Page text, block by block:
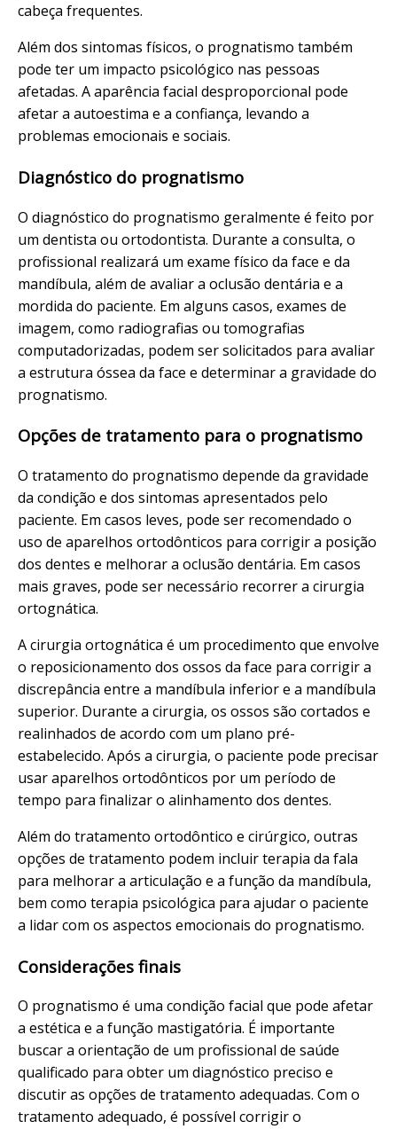
cabeça frequentes.
Além dos sintomas físicos, o prognatismo também
pode ter um impacto psicológico nas pessoas
afetadas. A aparência facial desproporcional pode
afetar a autoestima e a confiança, levando a
problemas emocionais e sociais.
Diagnóstico do prognatismo
O diagnóstico do prognatismo geralmente é feito por
um dentista ou ortodontista. Durante a consulta, o
profissional realizará um exame físico da face e da
mandíbula, além de avaliar a oclusão dentária e a
mordida do paciente. Em alguns casos, exames de
imagem, como radiografias ou tomografias
computadorizadas, podem ser solicitados para avaliar
a estrutura óssea da face e determinar a gravidade do
prognatismo.
Opções de tratamento para o prognatismo
O tratamento do prognatismo depende da gravidade
da condição e dos sintomas apresentados pelo
paciente. Em casos leves, pode ser recomendado o
uso de aparelhos ortodônticos para corrigir a posição
dos dentes e melhorar a oclusão dentária. Em casos
mais graves, pode ser necessário recorrer a cirurgia
ortognática.
A cirurgia ortognática é um procedimento que envolve
o reposicionamento dos ossos da face para corrigir a
discrepância entre a mandíbula inferior e a mandíbula
superior. Durante a cirurgia, os ossos são cortados e
realinhados de acordo com um plano pré-
estabelecido. Após a cirurgia, o paciente pode precisar
usar aparelhos ortodônticos por um período de
tempo para finalizar o alinhamento dos dentes.
Além do tratamento ortodôntico e cirúrgico, outras
opções de tratamento podem incluir terapia da fala
para melhorar a articulação e a função da mandíbula,
bem como terapia psicológica para ajudar o paciente
a lidar com os aspectos emocionais do prognatismo.
Considerações finais
O prognatismo é uma condição facial que pode afetar
a estética e a função mastigatória. É importante
buscar a orientação de um profissional de saúde
qualificado para obter um diagnóstico preciso e
discutir as opções de tratamento adequadas. Com o
tratamento adequado, é possível corrigir o